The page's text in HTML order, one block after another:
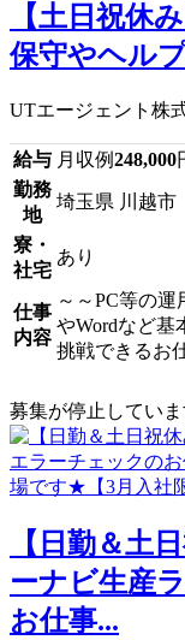
【土日祝休
保守やヘル
UTエージェント株
給与 月収例248,000
勤務
地
埼玉県 川越市
寮・
社宅
あり
仕事
内容
～～PC等の
やWordなど基
挑戦できるお
募集が停止していま
【日勤＆土
ーナビ生産
お仕事...